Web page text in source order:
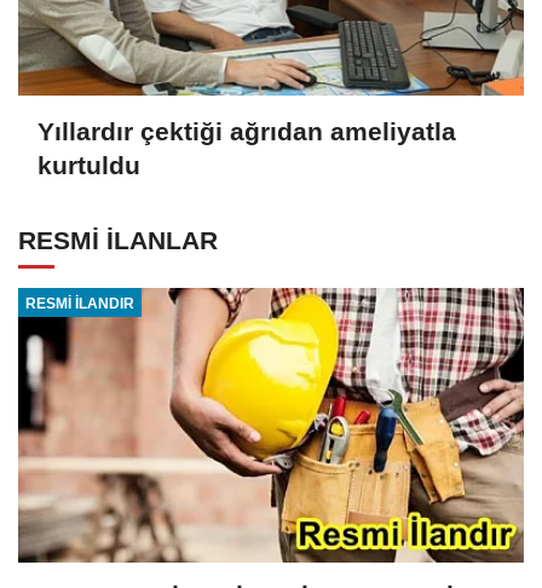
Yıllardır çektiği ağrıdan ameliyatla
kurtuldu
RESMİ İLANLAR
RESMİ İLANDIR